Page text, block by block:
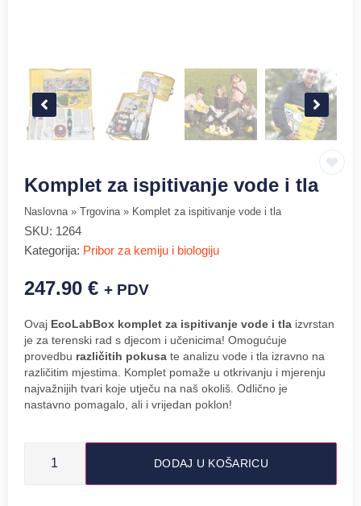
Komplet za ispitivanje vode i tla
Naslovna » Trgovina » Komplet za ispitivanje vode i tla
SKU: 1264
Kategorija: Pribor za kemiju i biologiju
247.90 € + PDV
Ovaj EcoLabBox komplet za ispitivanje vode i tla izvrstan
je za terenski rad s djecom i učenicima! Omogućuje
provedbu različitih pokusa te analizu vode i tla izravno na
različitim mjestima. Komplet pomaže u otkrivanju i mjerenju
najvažnijih tvari koje utječu na naš okoliš. Odlično je
nastavno pomagalo, ali i vrijedan poklon!
DODAJ U KOŠARICU